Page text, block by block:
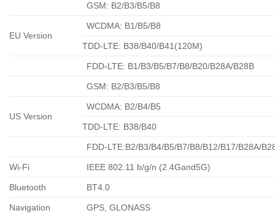
GSM: B2/B3/B5/B8
EU Version
WCDMA: B1/B5/B8
TDD-LTE: B38/B40/B41(120M)
FDD-LTE: B1/B3/B5/B7/B8/B20/B28A/B28B
GSM: B2/B3/B5/B8
US Version
WCDMA: B2/B4/B5
TDD-LTE: B38/B40
FDD-LTE:B2/B3/B4/B5/B7/B8/B12/B17/B28A/
Wi-Fi IEEE 802.11 b/g/n (2.4Gand5G)
Bluetooth BT4.0
Navigation GPS, GLONASS